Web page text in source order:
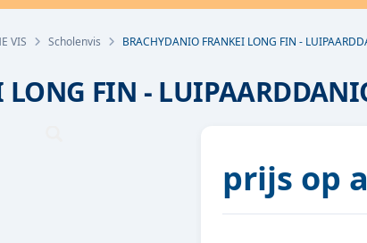
VIS Scholenvis BRACHYDANIO FRANKEI LONG FIN -
LONG FIN -
prijs op